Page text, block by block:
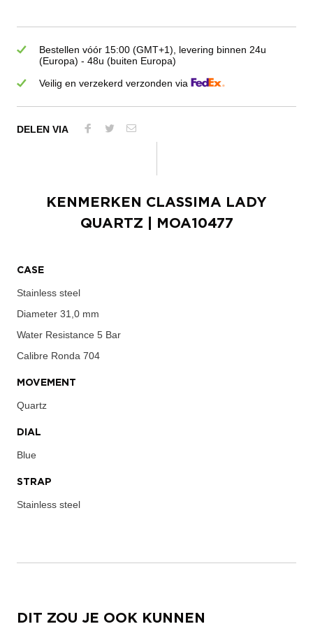
Bestellen vóór 15:00 (GMT+1), levering binnen 24u
(Europa) - 48u (buiten Europa)
Veilig en verzekerd verzonden via
DELEN VIA
KENMERKEN CLASSIMA LADY
QUARTZ | MOA10477
CASE
Stainless steel
Diameter 31,0 mm
Water Resistance 5 Bar
Calibre Ronda 704
MOVEMENT
Quartz
DIAL
Blue
STRAP
Stainless steel
DIT ZOU JE OOK KUNNEN